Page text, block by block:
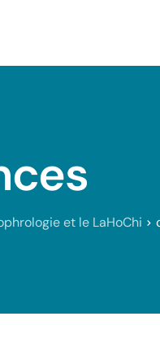
et le LaHoChi